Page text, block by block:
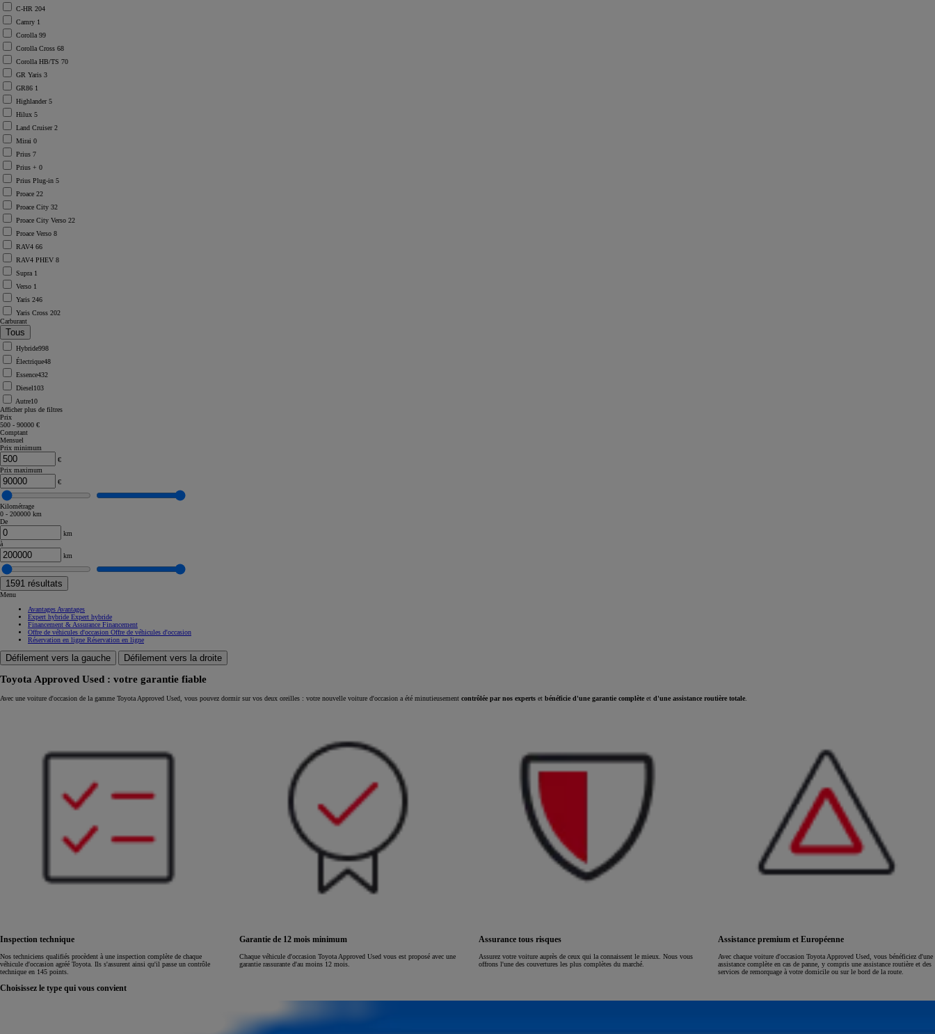
À partir de
ou financement à partir de
Corolla Touring Sports
À partir de
ÉLECTRIQUE
C-HR 204
Camry 1
Corolla 99
Corolla Cross 68
Corolla HB/TS 70
GR Yaris 3
GR86 1
Highlander5
Hilux 5
Land Cruiser2
Mirai 0
Prius 7
Prius + 0
Prius Plug-in 5
Proace 22
Proace City 32
Proace City Verso 22
Proace Verso 8
RAV4 66
RAV4 PHEV 8
Supra 1
Verso 1
Yaris 246
Yaris Cross 202
Carburant
Hybride998
Électrique48
Essence432
Diesel103
Autre10
Afficher plus de filtres
Prix
500 - 90000 €
Comptant
Mensuel
Prix minimum
€
Prix maximum
€
Kilométrage
0 - 200000 km
De
km
à
km
1591 résultats
Menu
Avantages Avantages
Expert hybride Expert hybride
Financement & Assurance Financement
Offre de véhicules d'occasion Offre de véhicules d'occasion
Réservation en ligne Réservation en ligne
Défilement vers la gauche Défilement vers la droite
Toyota Approved Used : votre garantie fiable
Avec une voiture d'occasion de la gamme Toyota Approved Used, vous pouvez dormir sur vos deux oreilles : votre nouvelle voiture d'occasion a été minutieusement contrôlée par nos experts et bénéficie d'une garantie complète et d'une assistance routière totale
Inspection technique
Nos techniciens qualifiés procèdent à une inspection complète de chaque
véhicule d'occasion agréé Toyota. Ils s'assurent ainsi qu'il passe un contrôle
technique en 145 points.
Garantie de 12 mois minimum
Chaque véhicule d'occasion Toyota Approved Used vous est proposé avec une
garantie rassurante d'au moins 12 mois.
Assurance tous risques
Assurez votre voiture auprès de ceux qui la connaissent le mieux. Nous vous
offrons l'une des couvertures les plus complètes du marché.
Assistance premium et Européenne
Avec chaque voiture d'occasion Toyota Approved Used, vous bénéficiez d'une
assistance complète en cas de panne, y compris une assistance routière et des
services de remorquage à votre domicile ou sur le bord de la route.
Choisissez le type qui vous convient